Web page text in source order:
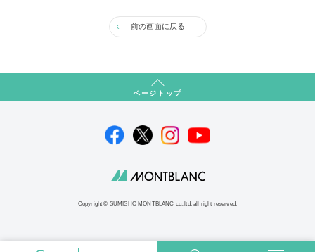
前の画面に戻る
ページトップ
Copyright © SUMISHO MONTBLANC co,.ltd. all right reserved.